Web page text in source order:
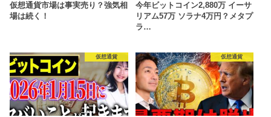
仮想通貨市場は事実売り？強気相
場は続く！
今年ビットコイン2,880万 イーサ
リアム57万 ソラナ4万円？メタプ
ラ…
仮想通貨 仮想通貨